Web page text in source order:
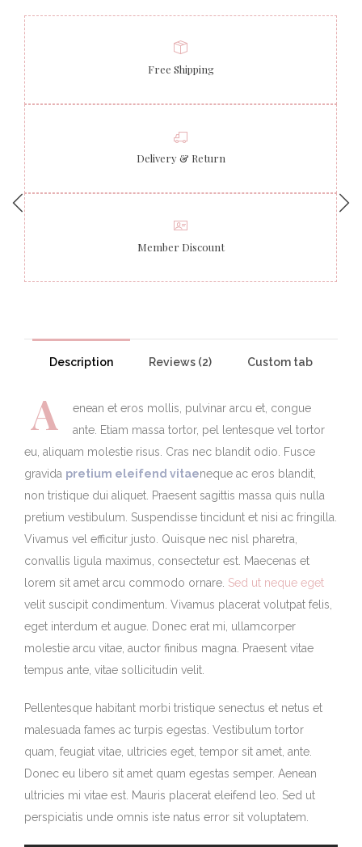
Free Shipping
Delivery & Return
Member Discount
Description Reviews (2) Custom tab
A
enean et eros mollis, pulvinar arcu et, congue
ante. Etiam massa tortor, pel lentesque vel tortor
eu, aliquam molestie risus. Cras nec blandit odio. Fusce
gravida pretium eleifend vitaeneque ac eros blandit,
non tristique dui aliquet. Praesent sagittis massa quis nulla
pretium vestibulum. Suspendisse tincidunt et nisi ac fringilla.
Vivamus vel efficitur justo. Quisque nec nisl pharetra,
convallis ligula maximus, consectetur est. Maecenas et
lorem sit amet arcu commodo ornare. Sed ut neque eget
velit suscipit condimentum. Vivamus placerat volutpat felis,
eget interdum et augue. Donec erat mi, ullamcorper
molestie arcu vitae, auctor finibus magna. Praesent vitae
tempus ante, vitae sollicitudin velit.
Pellentesque habitant morbi tristique senectus et netus et
malesuada fames ac turpis egestas. Vestibulum tortor
quam, feugiat vitae, ultricies eget, tempor sit amet, ante.
Donec eu libero sit amet quam egestas semper. Aenean
ultricies mi vitae est. Mauris placerat eleifend leo. Sed ut
perspiciatis unde omnis iste natus error sit voluptatem.